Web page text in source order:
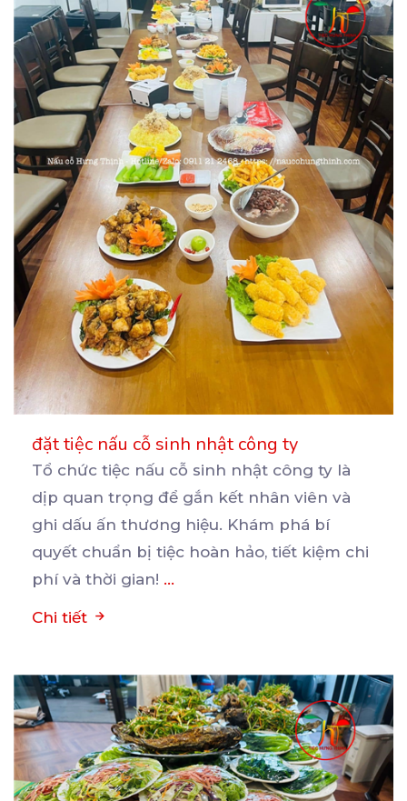
đặt tiệc nấu cỗ sinh nhật công ty
Tổ chức tiệc nấu cỗ sinh nhật công ty là
dịp quan trọng để gắn kết nhân viên và
ghi dấu ấn thương hiệu. Khám phá bí
quyết chuẩn bị tiệc hoàn hảo, tiết kiệm chi
phí và thời gian! ...
Chi tiết